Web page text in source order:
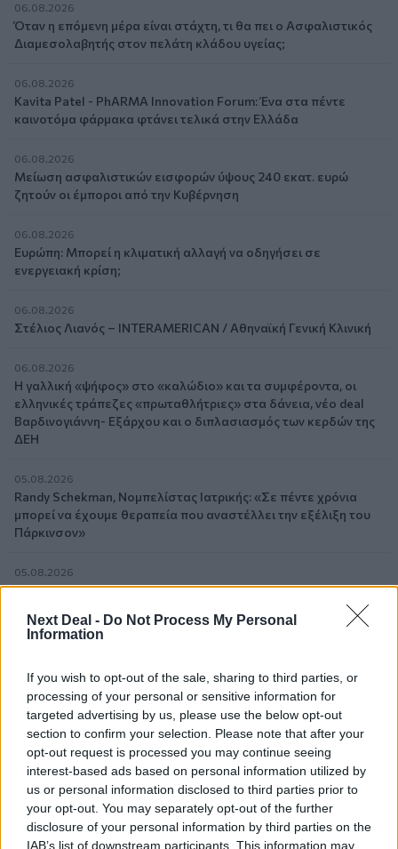
Next Deal - Do Not Process My Personal
Information
If you wish to opt-out of the sale, sharing to third parties, or
processing of your personal or sensitive information for
targeted advertising by us, please use the below opt-out
section to confirm your selection. Please note that after your
opt-out request is processed you may continue seeing
interest-based ads based on personal information utilized by
us or personal information disclosed to third parties prior to
your opt-out. You may separately opt-out of the further
disclosure of your personal information by third parties on the
IAB’s list of downstream participants. This information may
06.08.2026
Όταν η επόμενη μέρα είναι στάχτη, τι θα πει ο Ασφαλιστικός
Διαμεσολαβητής στον πελάτη κλάδου υγείας;
06.08.2026
Kavita Patel - PhARMA Innovation Forum: Ένα στα πέντε
καινοτόμα φάρμακα φτάνει τελικά στην Ελλάδα
06.08.2026
Μείωση ασφαλιστικών εισφορών ύψους 240 εκατ. ευρώ
ζητούν οι έμποροι από την Κυβέρνηση
06.08.2026
Ευρώπη: Μπορεί η κλιματική αλλαγή να οδηγήσει σε
ενεργειακή κρίση;
06.08.2026
Στέλιος Λιανός – INTERAMERICAN / Αθηναϊκή Γενική Κλινική
06.08.2026
Η γαλλική «ψήφος» στο «καλώδιο» και τα συμφέροντα, οι
ελληνικές τράπεζες «πρωταθλήτριες» στα δάνεια, νέο deal
Βαρδινογιάννη- Εξάρχου και ο διπλασιασμός των κερδών της
ΔΕΗ
05.08.2026
Randy Schekman, Νομπελίστας Ιατρικής: «Σε πέντε χρόνια
μπορεί να έχουμε θεραπεία που αναστέλλει την εξέλιξη του
Πάρκινσον»
05.08.2026
Ε.Ε και παράνομη μετανάστευση: προτάσεις και δράσεις με
05.08.2026
Η νέα εποχή στην εκπαίδευση των ασφαλιστικών
διαμεσολαβητών
ΠΕΡΙΣΣΟΤΕΡΑ